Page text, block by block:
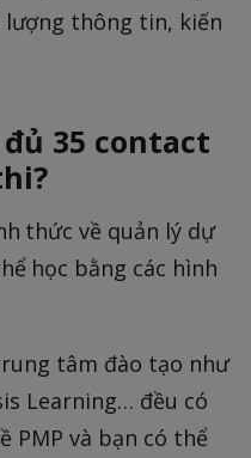
lượng thông tin, kiến
35 contact
thức về quản lý dự
học bằng các hình
tâm đào tạo như
Learning… đều có
PMP và bạn có thể